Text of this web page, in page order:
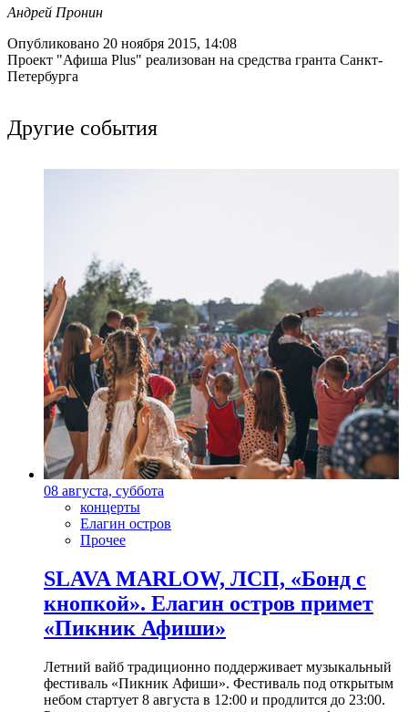
Андрей Пронин
Опубликовано 20 ноября 2015, 14:08
Проект "Афиша Plus" реализован на средства гранта Санкт-
Петербурга
Другие события
08 августа, суббота
концерты
Елагин остров
Прочее
SLAVA MARLOW, ЛСП, «Бонд с
кнопкой». Елагин остров примет
«Пикник Афиши»
Летний вайб традиционно поддерживает музыкальный
фестиваль «Пикник Афиши». Фестиваль под открытым
небом стартует 8 августа в 12:00 и продлится до 23:00.